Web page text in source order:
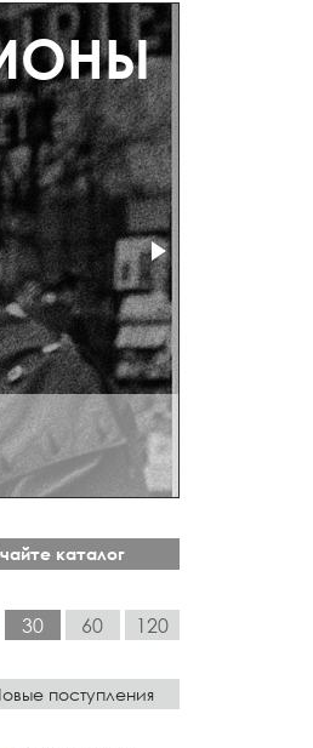
каталог
30 60 120
поступления